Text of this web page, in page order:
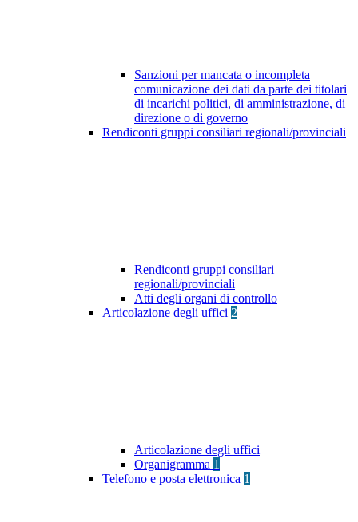
Sanzioni per mancata o incompleta
comunicazione dei dati da parte dei titolari
di incarichi politici, di amministrazione, di
direzione o di governo
Rendiconti gruppi consiliari regionali/provinciali
Rendiconti gruppi consiliari
regionali/provinciali
Atti degli organi di controllo
Articolazione degli uffici 2
Articolazione degli uffici
Organigramma 1
Telefono e posta elettronica 1